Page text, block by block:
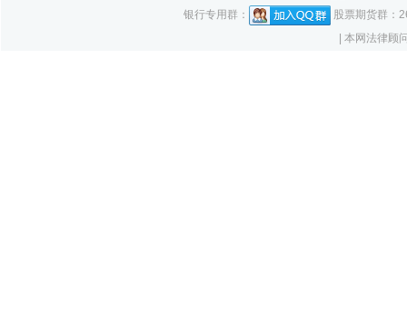
银行专用群：
股票期货群：
| 本网法律顾